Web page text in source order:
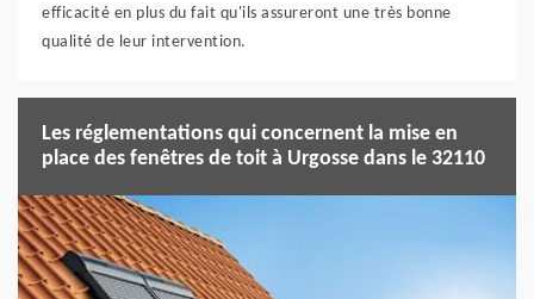
efficacité en plus du fait qu'ils assureront une très bonne
qualité de leur intervention.
Les réglementations qui concernent la mise en
place des fenêtres de toit à Urgosse dans le 32110